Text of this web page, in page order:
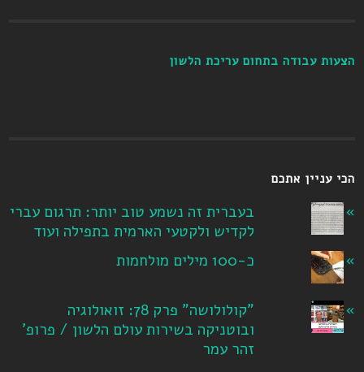
הצעות עבודה בתחום עריכת הלשון
הכי עניין אתכם
בעברית זה נשמע טוב יותר: תרגום עברי
לקדיש ולקטעי הארמית בתפילה ועוד
כ-100 מילים מולחמות
"קולולושה" פרק 78: זואולוגיה
ובוטניקה בשירות עולם הלשון / פרופ'
זהר עמר